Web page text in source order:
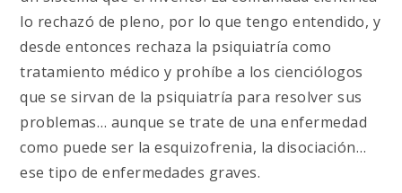
lo rechazó de pleno, por lo que tengo entendido, y
desde entonces rechaza la psiquiatría como
tratamiento médico y prohíbe a los cienciólogos
que se sirvan de la psiquiatría para resolver sus
problemas… aunque se trate de una enfermedad
como puede ser la esquizofrenia, la disociación…
ese tipo de enfermedades graves.